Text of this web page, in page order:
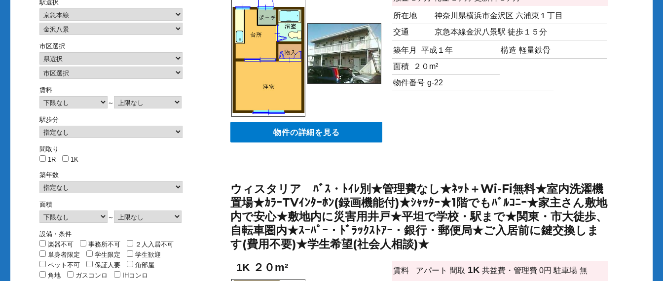
物件の詳細を見る
所在地
神奈川県横浜市金沢区 六浦東１丁目
交通
京急本線金沢八景駅 徒歩１５分
築年月 平成１年 構造 軽量鉄骨
面積
２０m²
物件番号 g-22
ウィスタリア ﾊﾞｽ・ﾄｲﾚ別★管理費なし★ﾈｯﾄ＋Wi-Fi無料★室内洗濯機
置場★ｶﾗｰTVｲﾝﾀｰﾎﾝ(録画機能付)★ｼｬｯﾀｰ★1階でもﾊﾞﾙｺﾆｰ★家主さん敷地
内で安心★敷地内に災害用井戸★平坦で学校・駅まで★関東・市大徒歩、
自転車圏内★ｽｰﾊﾟｰ・ﾄﾞﾗｯｸｽﾄｱｰ・銀行・郵便局★ご入居前に鍵交換しま
す(費用不要)★学生希望(社会人相談)★
1K ２０m² 賃料 アパート 間取 1K 共益費・管理費 0円 駐車場 無
駅選択
市区選択
賃料
～
駅歩分
間取り
1R
1K
築年数
面積
～
設備・条件
楽器不可
事務所不可
２人入居不可
単身者限定
学生限定
学生歓迎
ペット不可
保証人要
角部屋
角地
ガスコンロ
IHコンロ